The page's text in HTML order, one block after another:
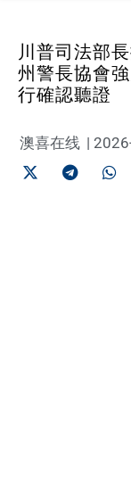
川普司法部
州警長協會
行確認聽證
澳喜在线 |